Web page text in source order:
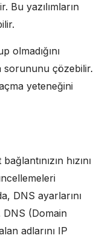
Bu yazılımların
olmadığını
sorununu çözebilir.
yeteneğini
hızını
DNS ayarlarını
DNS (Domain
adlarını IP